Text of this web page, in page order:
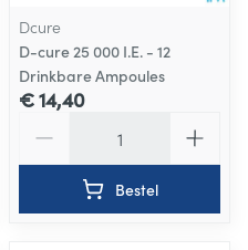
Dcure
D-cure 25 000 I.E. - 12
Drinkbare Ampoules
€ 14,40
Bestel